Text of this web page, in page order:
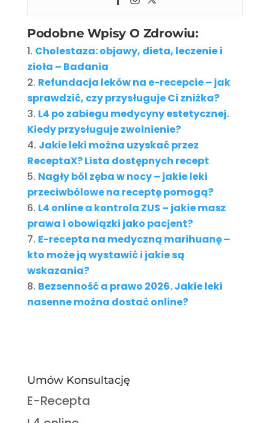
Podobne Wpisy O Zdrowiu:
Cholestaza: objawy, dieta, leczenie i
zioła – Badania
Refundacja leków na e-recepcie – jak
sprawdzić, czy przysługuje Ci zniżka?
L4 po zabiegu medycyny estetycznej.
Kiedy przysługuje zwolnienie?
Jakie leki można uzyskać przez
ReceptaX? Lista dostępnych recept
Nagły ból zęba w nocy – jakie leki
przeciwbólowe na receptę pomogą?
L4 online a kontrola ZUS – jakie masz
prawa i obowiązki jako pacjent?
E-recepta na medyczną marihuanę –
kto może ją wystawić i jakie są
wskazania?
Bezsenność a prawo 2026. Jakie leki
nasenne można dostać online?
Umów Konsultację
E-Recepta